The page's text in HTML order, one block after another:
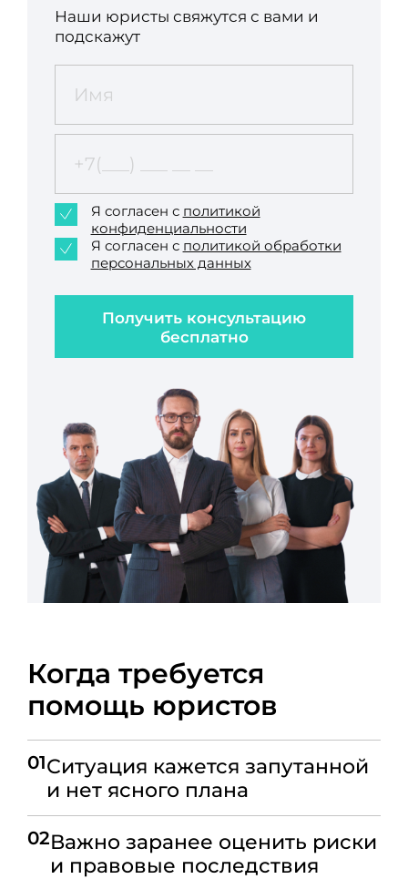
Наши юристы свяжутся с вами и
подскажут
Получить консультацию
бесплатно
Я согласен с политикой
конфиденциальности
Я согласен с политикой обработки
персональных данных
Когда требуется
помощь юристов
01Ситуация кажется запутанной
и нет ясного плана
02Важно заранее оценить риски
и правовые последствия